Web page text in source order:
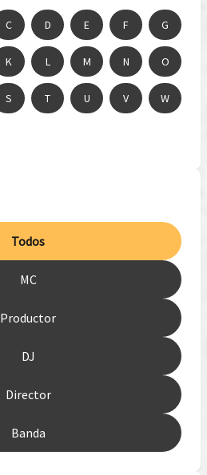
C D E F G
K L M N O
S T U V W
Todos
MC
Productor
DJ
Director
Banda